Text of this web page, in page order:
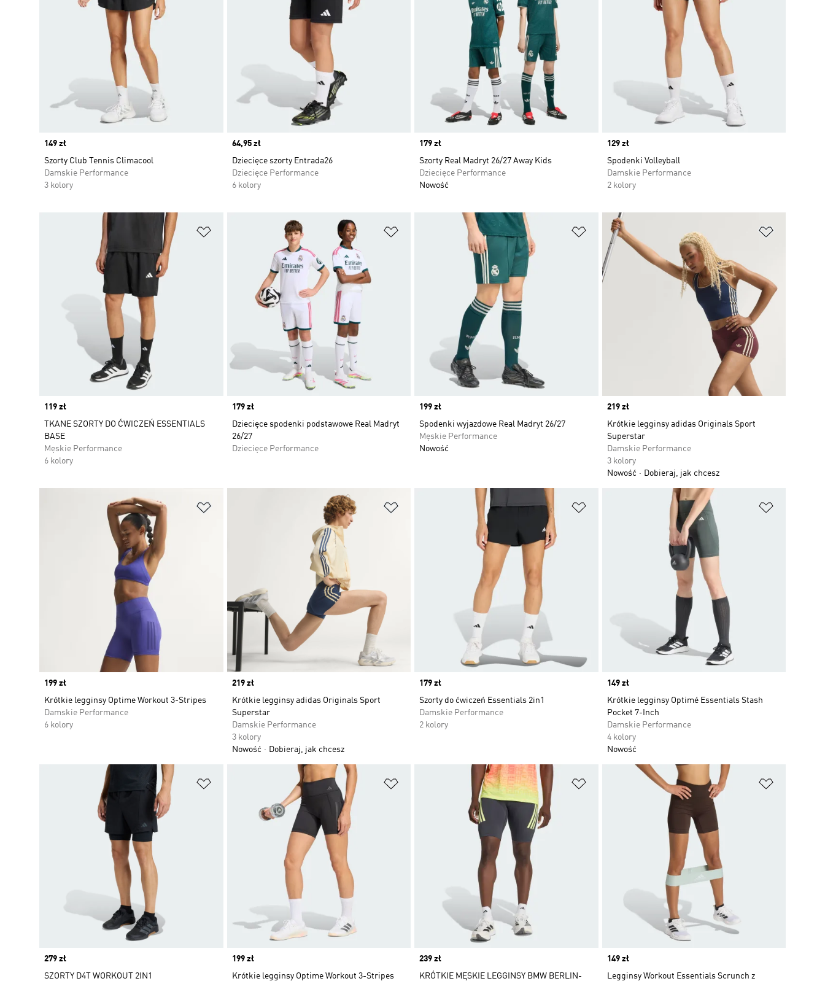
Price
149 zł
Szorty Club Tennis Climacool
Damskie Performance
3 kolory
Price
64,95 zł
Dziecięce szorty Entrada26
Dziecięce Performance
6 kolory
Price
179 zł
Szorty Real Madryt 26/27 Away Kids
Dziecięce Performance
Nowość
Price
129 zł
Spodenki Volleyball
Damskie Performance
2 kolory
Dodaj do listy życzeń
Price
119 zł
TKANE SZORTY DO ĆWICZEŃ ESSENTIALS
BASE
Męskie Performance
6 kolory
Dodaj do listy życzeń
Price
179 zł
Dziecięce spodenki podstawowe Real Madryt
26/27
Dziecięce Performance
Dodaj do listy życzeń
Price
199 zł
Spodenki wyjazdowe Real Madryt 26/27
Męskie Performance
Nowość
Price
219 zł
Krótkie legginsy adidas Originals Sport
Superstar
Damskie Performance
3 kolory
Nowość
Dobieraj, jak chcesz
Price
199 zł
Krótkie legginsy Optime Workout 3-Stripes
Damskie Performance
6 kolory
Dodaj do listy życzeń
Price
219 zł
Krótkie legginsy adidas Originals Sport
Superstar
Damskie Performance
3 kolory
Nowość
Dobieraj, jak chcesz
Dodaj do listy życzeń
Price
179 zł
Szorty do ćwiczeń Essentials 2in1
Damskie Performance
2 kolory
Price
149 zł
Krótkie legginsy Optimé Essentials Stash
Pocket 7-Inch
Damskie Performance
4 kolory
Nowość
Dodaj do listy życzeń
Price
279 zł
SZORTY D4T WORKOUT 2IN1
Dodaj do listy życzeń
Price
199 zł
Krótkie legginsy Optime Workout 3-Stripes
Dodaj do listy życzeń
Price
239 zł
KRÓTKIE MĘSKIE LEGGINSY BMW BERLIN-
Price
149 zł
Legginsy Workout Essentials Scrunch z